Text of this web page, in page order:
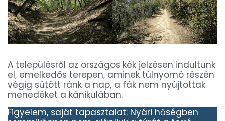
A településről az országos kék jelzésen indultunk
el, emelkedős terepen, aminek túlnyomó részén
végig sütött ránk a nap, a fák nem nyújtottak
menedéket a kánikulában.
Figyelem, saját tapasztalat: Nyári hőségben